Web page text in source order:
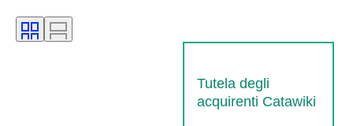
Tutela degli
acquirenti Catawiki